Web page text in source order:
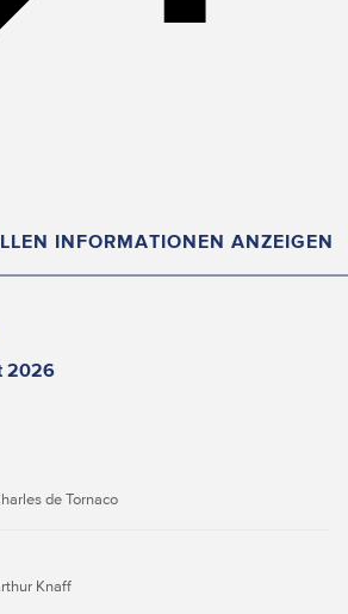
INFORMATIONEN ANZEIGEN
2026
de Tornaco
Knaff